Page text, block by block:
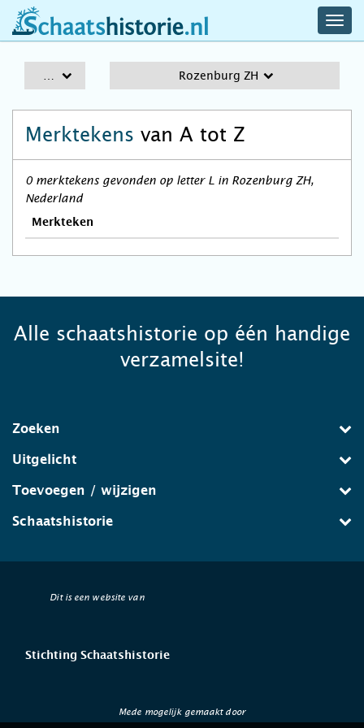
schaatshistorie.nl
Rozenburg ZH
Merktekens van A tot Z
0 merktekens gevonden op letter L in Rozenburg ZH,
Nederland
Merkteken
Alle schaatshistorie op één handige
verzamelsite!
Zoeken
Uitgelicht
Toevoegen / wijzigen
Schaatshistorie
Dit is een website van
Stichting Schaatshistorie
Mede mogelijk gemaakt door